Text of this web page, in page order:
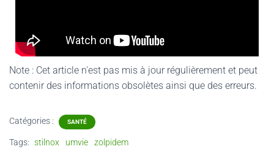
Note : Cet article n'est pas mis à jour régulièrement et peut
contenirdes informations obsolètes ainsi que des erreurs.
Catégories : SANTÉ
Tags: stilnox umvie zolpidem